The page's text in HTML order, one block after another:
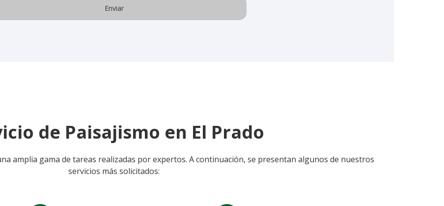
de Paisajismo en El Prado
amplia gama de tareas realizadas por expertos. A continuación, se presentan algunos de nuestros
servicios más solicitados: